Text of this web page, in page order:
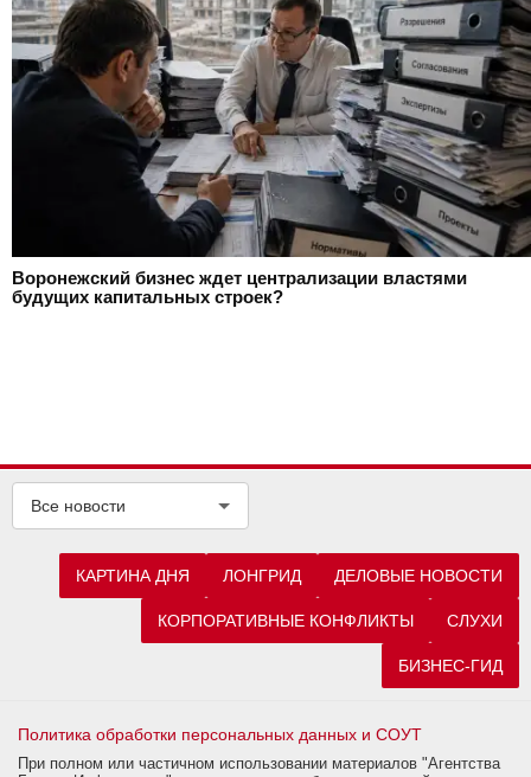
Воронежский бизнес ждет централизации властями
будущих капитальных строек?
Все новости
КАРТИНА ДНЯ ЛОНГРИД ДЕЛОВЫЕ НОВОСТИ
КОРПОРАТИВНЫЕ КОНФЛИКТЫ СЛУХИ
БИЗНЕС-ГИД
Политика обработки персональных данных и СОУТ
При полном или частичном использовании материалов "Агентства